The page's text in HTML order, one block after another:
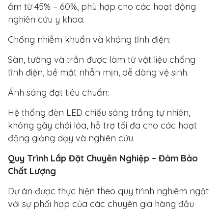
ẩm từ 45% – 60%, phù hợp cho các hoạt động
nghiên cứu y khoa.
Chống nhiễm khuẩn và kháng tĩnh điện:
Sàn, tường và trần được làm từ vật liệu chống
tĩnh điện, bề mặt nhẵn mịn, dễ dàng vệ sinh.
Ánh sáng đạt tiêu chuẩn:
Hệ thống đèn LED chiếu sáng trắng tự nhiên,
không gây chói lóa, hỗ trợ tối đa cho các hoạt
động giảng dạy và nghiên cứu.
Quy Trình Lắp Đặt Chuyên Nghiệp – Đảm Bảo
Chất Lượng
Dự án được thực hiện theo quy trình nghiêm ngặt
với sự phối hợp của các chuyên gia hàng đầu